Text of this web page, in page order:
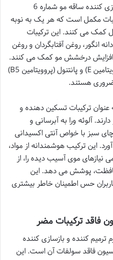
فرمولاسیون کرم ترمیم کننده و بازسازی کننده ساقه مو شماره 6
مکمل است که هر یک به نوبه
کمک می کنند. این ترکیبات
انگور، روغن آفتابگردان و روغن
افزایش درخشش مو کمک می کنند.
ویتامین ها مانند توکوفریل استات (ویتامین E) و پانتنول (پروویتامین B5)
هستند.
عنوان ترکیبات تسکین دهنده و
آلوئه ورا به آبرسانی و
سبز با خواص آنتی اکسیدانی
این ترکیب هوشمندانه از مواد،
نیازهای موی آسیب دیده را، از
پوشش می دهد. این
حس اطمینان خاطر بیشتری
فاقد ترکیبات مضر
کننده و بازسازی کننده
فرمولاسیون فاقد سولفات آن است. این